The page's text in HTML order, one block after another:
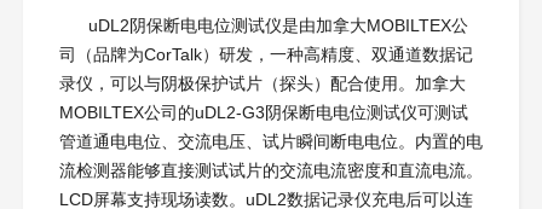
uDL2阴保断电电位测试仪是由加拿大MOBILTEX公
司（品牌为CorTalk）研发，一种高精度、双通道数据记
录仪，可以与阴极保护试片（探头）配合使用。加拿大
MOBILTEX公司的uDL2-G3阴保断电电位测试仪可测试
管道通电电位、交流电压、试片瞬间断电电位。内置的电
流检测器能够直接测试试片的交流电流密度和直流电流。
LCD屏幕支持现场读数。uDL2数据记录仪充电后可以连